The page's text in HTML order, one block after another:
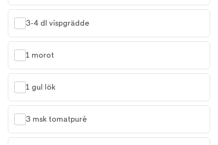
3-4 dl vispgrädde
1 morot
1 gul lök
3 msk tomatpuré